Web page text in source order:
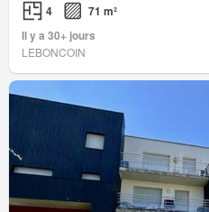
4
71 m²
Il y a 30+ jours
LEBONCOIN